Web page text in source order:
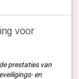
voor
prestaties van
en